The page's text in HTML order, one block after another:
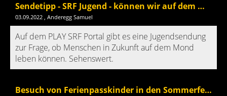
Sendetipp - SRF Jugend - können wir auf dem Mond leben
03.09.2022 , Anderegg Samuel
Auf dem PLAY SRF Portal gibt es eine Jugendsendung
zur Frage, ob Menschen in Zukunft auf dem Mond
leben können. Sehenswert.
Besuch von Ferienpasskinder in den Sommerferien